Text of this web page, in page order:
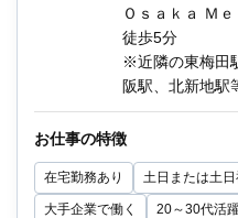
・ミドルウェア
Sever、
等）
・FW設定対応
・運用ツール監
※業務に慣れた
※OJTあり
Ｏｓａｋａ Ｍ
徒歩5分
※近隣の東梅田
阪駅、北新地駅
お仕事の特徴
在宅勤務あり 土日または土
大手企業で働く 20～30代活